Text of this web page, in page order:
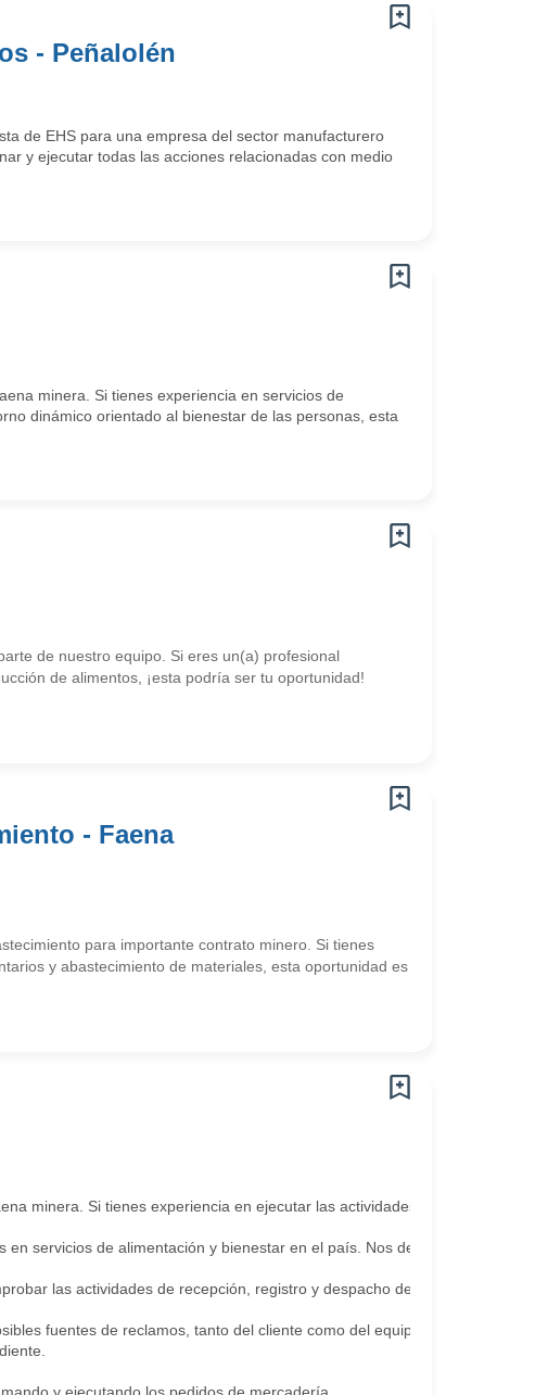
- Peñalolén
de EHS para una empresa del sector manufacturero
y ejecutar todas las acciones relacionadas con medio
minera. Si tienes experiencia en servicios de
dinámico orientado al bienestar de las personas, esta
de nuestro equipo. Si eres un(a) profesional
de alimentos, ¡esta podría ser tu oportunidad!
- Faena
para importante contrato minero. Si tienes
y abastecimiento de materiales, esta oportunidad es
minera. Si tienes experiencia en ejecutar las actividades de
servicios de alimentación y bienestar en el país. Nos dedicamos a
las actividades de recepción, registro y despacho de los productos
fuentes de reclamos, tanto del cliente como del equipo directo.